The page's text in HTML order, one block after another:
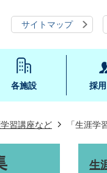
サイトマップ
各施設 採
習講座など 「生涯
生